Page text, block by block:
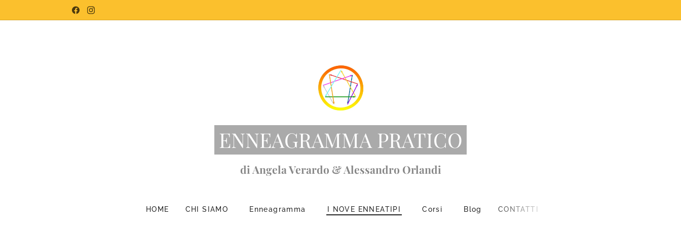
ENNEAGRAMMA PRATICO
di Angela Verardo & Alessandro Orlandi
HOME CHI SIAMO Enneagramma I NOVE ENNEATIPI Corsi Blog CONTATTI